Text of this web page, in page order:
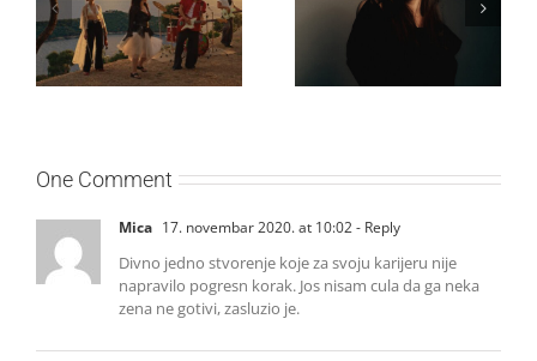
Silente objavio novi
singl “Prije ili kasnije”
Ariana Grande objavila
osmi studijski album
One Comment
Mica 17. novembar 2020. at 10:02- Reply
Divno jedno stvorenje koje za svoju karijeru nije
napravilo pogresn korak. Jos nisam cula da ga neka
zena ne gotivi, zasluzio je.